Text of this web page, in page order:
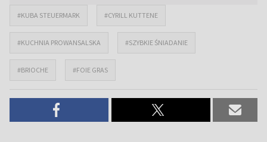
#KUBA STEUERMARK #CYRILL KUTTENE
#KUCHNIA PROWANSALSKA #SZYBKIE ŚNIADANIE
#BRIOCHE #FOIE GRAS